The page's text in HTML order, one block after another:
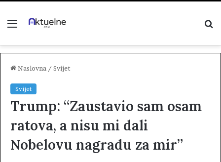
Menu
Naslovna / Svijet
Svijet
Trump: “Zaustavio sam osam
ratova, a nisu mi dali
Nobelovu nagradu za mir”